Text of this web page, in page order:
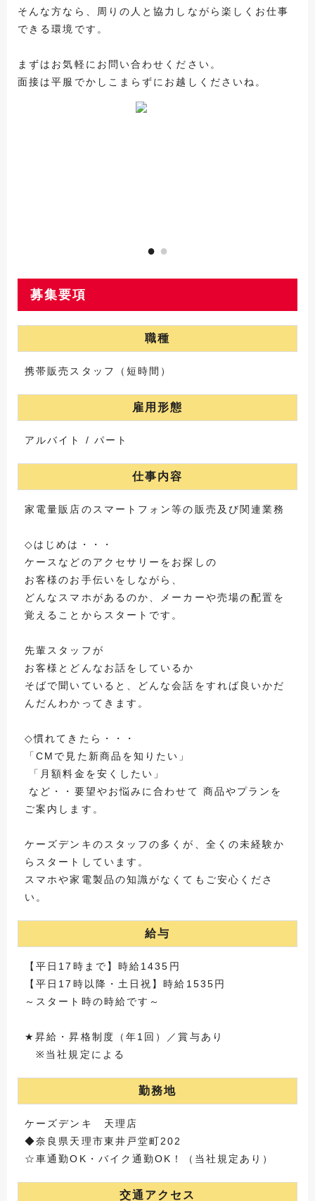
そんな方なら、周りの人と協力しながら楽しくお仕事
できる環境です。
まずはお気軽にお問い合わせください。
面接は平服でかしこまらずにお越しくださいね。
募集要項
職種
携帯販売スタッフ（短時間）
雇用形態
アルバイト / パート
仕事内容
家電量販店のスマートフォン等の販売及び関連業務
◇はじめは・・・
ケースなどのアクセサリーをお探しの
お客様のお手伝いをしながら、
どんなスマホがあるのか、メーカーや売場の配置を
覚えることからスタートです。
先輩スタッフが
お客様とどんなお話をしているか
そばで聞いていると、どんな会話をすれば良いかだ
んだんわかってきます。
◇慣れてきたら・・・
「CMで見た新商品を知りたい」
「月額料金を安くしたい」
など・・要望やお悩みに合わせて 商品やプランを
ご案内します。
ケーズデンキのスタッフの多くが、全くの未経験か
らスタートしています。
スマホや家電製品の知識がなくてもご安心くださ
い。
給与
【平日17時まで】時給1435円
【平日17時以降・土日祝】時給1535円
～スタート時の時給です～
★昇給・昇格制度（年1回）／賞与あり
※当社規定による
勤務地
ケーズデンキ 天理店
◆奈良県天理市東井戸堂町202
☆車通勤OK・バイク通勤OK！（当社規定あり）
交通アクセス